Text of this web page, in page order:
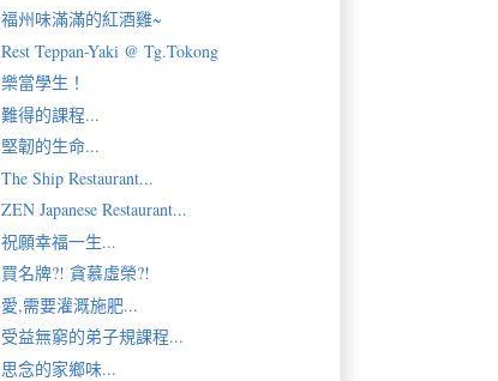
福州味滿滿的紅酒雞~
Rest Teppan-Yaki @ Tg.Tokong
樂當學生！
難得的課程...
堅韌的生命...
The Ship Restaurant...
ZEN Japanese Restaurant...
祝願幸福一生...
買名牌?! 貪慕虛榮?!
愛,需要灌溉施肥...
受益無窮的弟子規課程...
思念的家鄉味...